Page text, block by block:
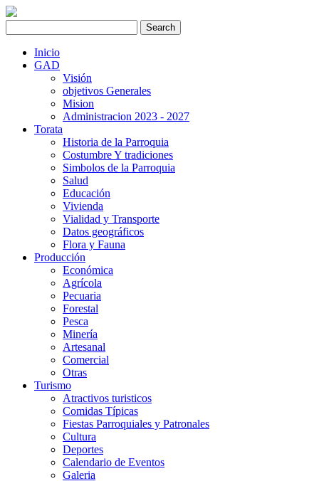
Inicio
GAD
Visión
objetivos Generales
Mision
Administracion 2023 - 2027
Torata
Historia de la Parroquia
Costumbre Y tradiciones
Simbolos de la Parroquia
Salud
Educación
Vivienda
Vialidad y Transporte
Datos geográficos
Flora y Fauna
Producción
Económica
Agrícola
Pecuaria
Forestal
Pesca
Minería
Artesanal
Comercial
Otras
Turismo
Atractivos turisticos
Comidas Típicas
Fiestas Parroquiales y Patronales
Cultura
Deportes
Calendario de Eventos
Galeria